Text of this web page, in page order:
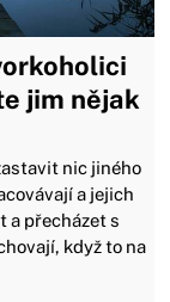
jim nějak
nic jiného
a jejich
a přecházet s
když to na